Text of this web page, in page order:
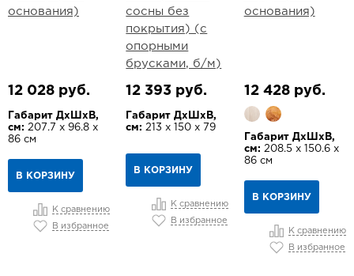
основания)
12 028 руб.
Габарит ДхШхВ,
см: 207.7 х 96.8 х
86 см
В КОРЗИНУ
К сравнению
В избранное
сосны без
покрытия) (с
опорными
брусками, б/м)
12 393 руб.
Габарит ДхШхВ,
см: 213 х 150 х 79
В КОРЗИНУ
К сравнению
В избранное
основания)
12 428 руб.
Габарит ДхШхВ,
см: 208.5 х 150.6 х
86 см
В КОРЗИНУ
К сравнению
В избранное